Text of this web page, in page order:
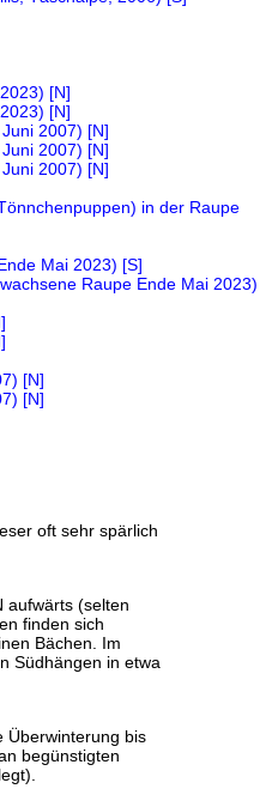
oft sehr spärlich
aufwärts (selten
finden sich
Bächen. Im
Südhängen in etwa
Überwinterung bis
begünstigten